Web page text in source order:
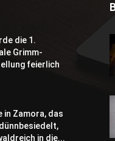
die 1.
Grimm-
feierlich
in Zamora, das
in die...